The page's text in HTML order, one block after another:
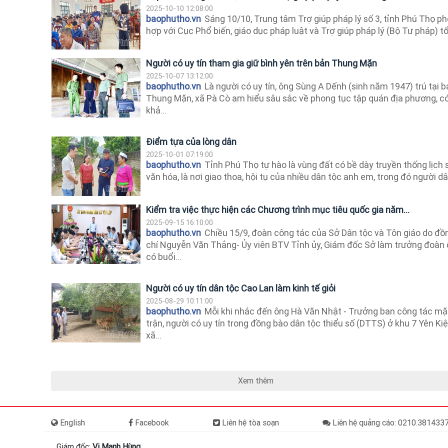
2025-10-10 12:08:00
baophutho.vn Sáng 10/10, Trung tâm Trợ giúp pháp lý số 3, tỉnh Phú Thọ
hợp với Cục Phổ biến, giáo dục pháp luật và Trợ giúp pháp lý (Bộ Tư pháp)
Người có uy tín tham gia giữ bình yên trên bản Thung Mặn
2025-10-07 13:12:00
baophutho.vn Là người có uy tín, ông Sùng A Dếnh (sinh năm 1947) trú tại
Thung Mặn, xã Pà Cò am hiểu sâu sắc về phong tục tập quán địa phương,
khả...
Điểm tựa của lòng dân
2025-10-01 07:19:00
baophutho.vn Tỉnh Phú Thọ tự hào là vùng đất có bề dày truyền thống lịch
văn hóa, là nơi giao thoa, hội tụ của nhiều dân tộc anh em, trong đó người
Kiểm tra việc thực hiện các Chương trình mục tiêu quốc gia năm...
2025-09-15 16:10:00
baophutho.vn Chiều 15/9, đoàn công tác của Sở Dân tộc và Tôn giáo do
chí Nguyễn Văn Thắng- Ủy viên BTV Tỉnh ủy, Giám đốc Sở làm trưởng đoàn
có buổi...
Người có uy tín dân tộc Cao Lan làm kinh tế giỏi
2025-08-29 10:11:00
baophutho.vn Mỗi khi nhắc đến ông Hà Văn Nhật - Trưởng ban công tác
trận, người có uy tín trong đồng bào dân tộc thiểu số (DTTS) ở khu 7 Yên
xã...
Xem thêm
English Facebook Liên hệ tòa soạn Liên hệ quảng cáo: